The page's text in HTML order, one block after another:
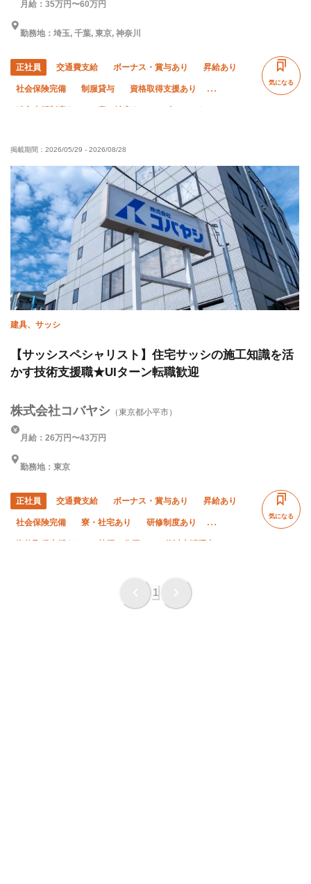
月給：35万円〜60万円
勤務地：埼玉, 千葉, 東京, 神奈川
正社員 交通費支給 ボーナス・賞与あり 昇給あり
社会保険完備 制服貸与 資格取得支援あり
独立支援制度あり 寮・社宅あり ピアス・ネイルOK
夏季休暇 年末年始休暇
車・バイク通勤OK 転勤なし 夜勤あり 土日休み
気になる
掲載期間： 2026/05/29 - 2026/08/28
建具、サッシ
【サッシスペシャリスト】住宅サッシの施工知識を活
かす技術支援職★UIターン転職歓迎
株式会社コバヤシ （東京都小平市）
月給：26万円〜43万円
勤務地：東京
正社員 交通費支給 ボーナス・賞与あり 昇給あり
社会保険完備 寮・社宅あり 研修制度あり
資格取得支援あり 禁煙・分煙 50代以上活躍中
直帰・直行OK 夏季休暇
気になる
1